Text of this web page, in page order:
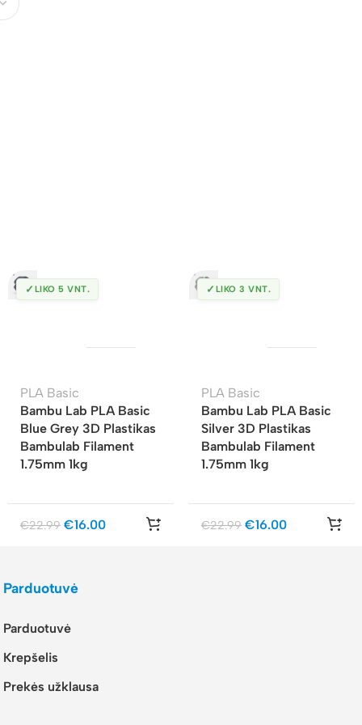
✓ LIKO 5 VNT.
PLA Basic
Bambu Lab PLA Basic
Blue Grey 3D Plastikas
Bambulab Filament
1.75mm 1kg
€22.99 €16.00
✓ LIKO 3 VNT.
PLA Basic
Bambu Lab PLA Basic
Silver 3D Plastikas
Bambulab Filament
1.75mm 1kg
€22.99 €16.00
Parduotuvė
Parduotuvė
Krepšelis
Prekės užklausa